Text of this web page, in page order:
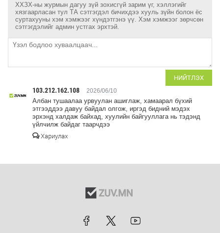
ХХЗХ-ны журмын дагуу зүй зохисгүй зарим үг, хэллэгийг
хязгаарласан тул ТА сэтгэгдэл бичихдээ хууль зүйн болон ёс
суртахууны хэм хэмжээг хүндэтгэнэ үү. Хэм хэмжээг зөрчсөн
сэтгэгдэлийг админ устгах эрхтэй.
НИЙТЛЭХ
103.212.162.108 2026/06/10
Албан тушаалаа урвуулан ашиглаж, хамаарал бүхий
этгээддээ давуу байдал олгож, иргэд бидний мэдэх
эрхэнд халдаж байхад, хуулийн байгууллага нь тэдэнд
үйлчилж байдаг таарчдээ
Хариулах